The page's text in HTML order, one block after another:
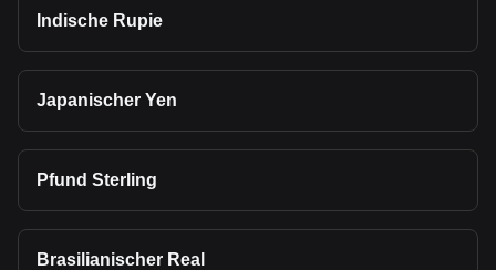
Indische Rupie
Japanischer Yen
Pfund Sterling
Brasilianischer Real